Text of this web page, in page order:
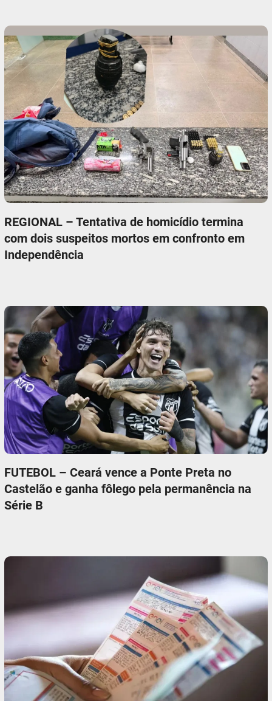
REGIONAL – Tentativa de homicídio termina
com dois suspeitos mortos em confronto em
Independência
FUTEBOL – Ceará vence a Ponte Preta no
Castelão e ganha fôlego pela permanência na
Série B